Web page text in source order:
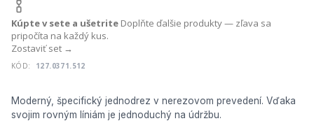
Moderný, špecifický jednodrez v nerezovom prevedení. Vďaka
svojim rovným líniám je jednoduchý na údržbu.
Kúpte v sete a ušetrite Doplňte ďalšie produkty — zľava sa
pripočíta na každý kus.
Zostaviť set →
KÓD: 127.0371.512